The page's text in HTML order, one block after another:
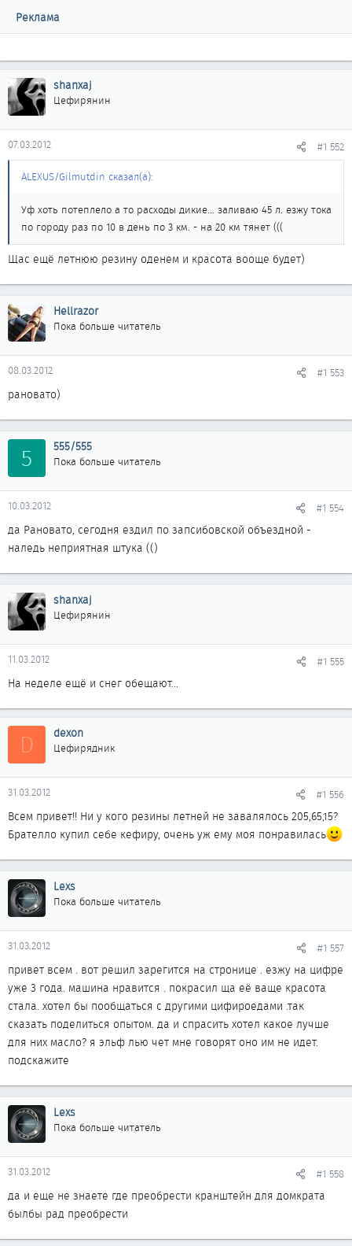
Реклама
shanxaj
Цефирянин
07.03.2012 #1 552
ALEXUS/Gilmutdin сказал(а):
Уф хоть потеплело а то расходы дикие... заливаю 45 л. езжу тока
по городу раз по 10 в день по 3 км. - на 20 км тянет (((
Щас ещё летнюю резину оденем и красота вооще будет)
Hellrazor
Пока больше читатель
08.03.2012 #1 553
рановато)
5 555/555
Пока больше читатель
10.03.2012 #1 554
да Рановато, сегодня ездил по запсибовской объездной -
наледь неприятная штука (()
shanxaj
Цефирянин
11.03.2012 #1 555
На неделе ещё и снег обещают...
D dexon
Цефирядник
31.03.2012 #1 556
Всем привет!! Ни у кого резины летней не завалялось 205,65,15?
Брателло купил себе кефиру, очень уж ему моя понравилась
Lexs
Пока больше читатель
31.03.2012 #1 557
привет всем . вот решил зарегится на стронице . езжу на цифре
уже 3 года. машина нравится . покрасил ща её ваще красота
стала. хотел бы пообщаться с другими цифироедами .так
сказать поделиться опытом. да и спрасить хотел какое лучше
для них масло? я эльф лью чет мне говорят оно им не идет.
подскажите
Lexs
Пока больше читатель
31.03.2012 #1 558
да и еще не знаете где преобрести кранштейн для домкрата
былбы рад преобрести